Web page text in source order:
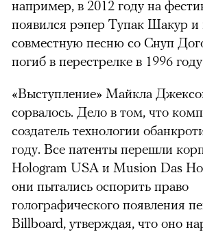
например, в 2012 году на
появился рэпер Тупак Шакур и
совместную песню со Снуп
погиб в перестрелке в 1996
«Выступление» Майкла
сорвалось. Дело в том, что
создатель технологии
году. Все патенты перешли
Hologram USA и Musion Das
они пытались оспорить право
голографического появления
Billboard, утверждая, что оно